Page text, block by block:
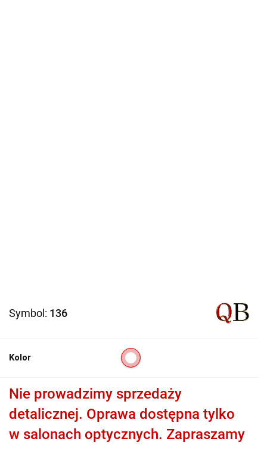
Symbol: 136
Kolor
Nie prowadzimy sprzedaży
detalicznej. Oprawa dostępna tylko
w salonach optycznych. Zapraszamy